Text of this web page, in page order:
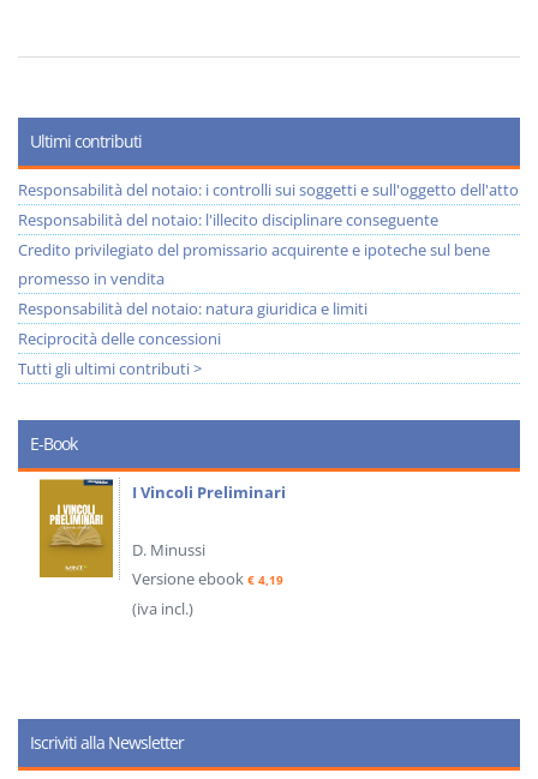
Ultimi contributi
Responsabilità del notaio: i controlli sui soggetti e sull'oggetto dell'atto
Responsabilità del notaio: l'illecito disciplinare conseguente
Credito privilegiato del promissario acquirente e ipoteche sul bene
promesso in vendita
Responsabilità del notaio: natura giuridica e limiti
Reciprocità delle concessioni
Tutti gli ultimi contributi >
E-Book
I Vincoli Preliminari
D. Minussi
Versione ebook € 4,19
(iva incl.)
Iscriviti alla Newsletter